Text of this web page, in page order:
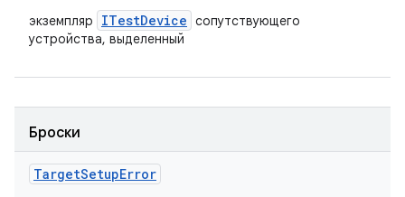
экземпляр ITestDevice сопутствующего
устройства, выделенный
Броски
TargetSetupError